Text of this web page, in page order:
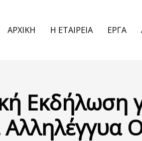
ΑΡΧΙΚΗ Η ΕΤΑΙΡΕΙΑ ΕΡΓΑ
Εκδήλωση
Αλληλέγγυα